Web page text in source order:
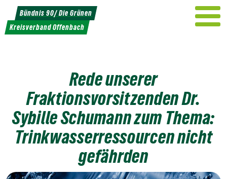
Weiter
zum
Inhalt
Bündnis 90/ Die Grünen
Kreisverband Offenbach
Rede unserer
Fraktionsvorsitzenden Dr.
Sybille Schumann zum Thema:
Trinkwasserressourcen nicht
gefährden